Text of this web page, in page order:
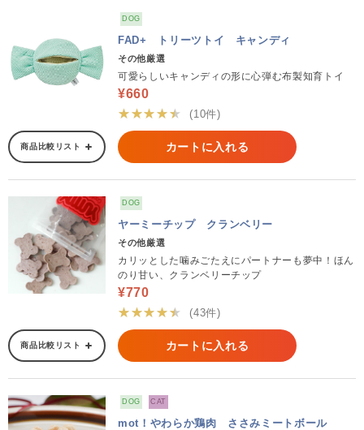
DOG
FAD+ トリーツトイ キャンディ
その他厳選
可愛らしいキャンディの形に心弾む布製知育トイ
¥660
★★★★★
(10件)
商品比較リスト カートに入れる
DOG
ヤーミーチップ クランベリー
その他厳選
カリッとした噛みごたえにパートナーも夢中！ほん
のり甘い、クランベリーチップ
¥770
★★★★★
(43件)
商品比較リスト カートに入れる
DOG CAT
mot！やわらか鶏肉 ささみミートボール